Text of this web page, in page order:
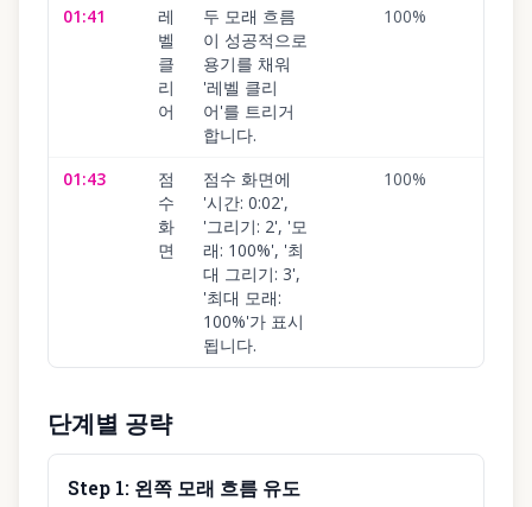
01:41
레
벨
클
리
어
두 모래 흐름
이 성공적으로
용기를 채워
'레벨 클리
어'를 트리거
합니다.
100%
01:43
점
수
화
면
점수 화면에
'시간: 0:02',
'그리기: 2', '모
래: 100%', '최
대 그리기: 3',
'최대 모래:
100%'가 표시
됩니다.
100%
단계별 공략
Step 1: 왼쪽 모래 흐름 유도